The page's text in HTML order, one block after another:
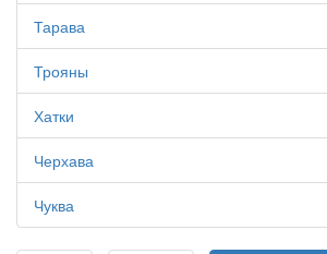
Тарава
Трояны
Хатки
Черхава
Чуква